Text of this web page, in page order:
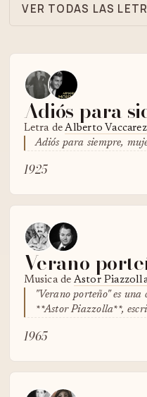
VER TODAS LAS
Adiós para
Letra deAlberto
Adiós para siempre,
1925
Verano
Musica de Astor
"Verano porteño" es
**Astor Piazzolla**,
1965